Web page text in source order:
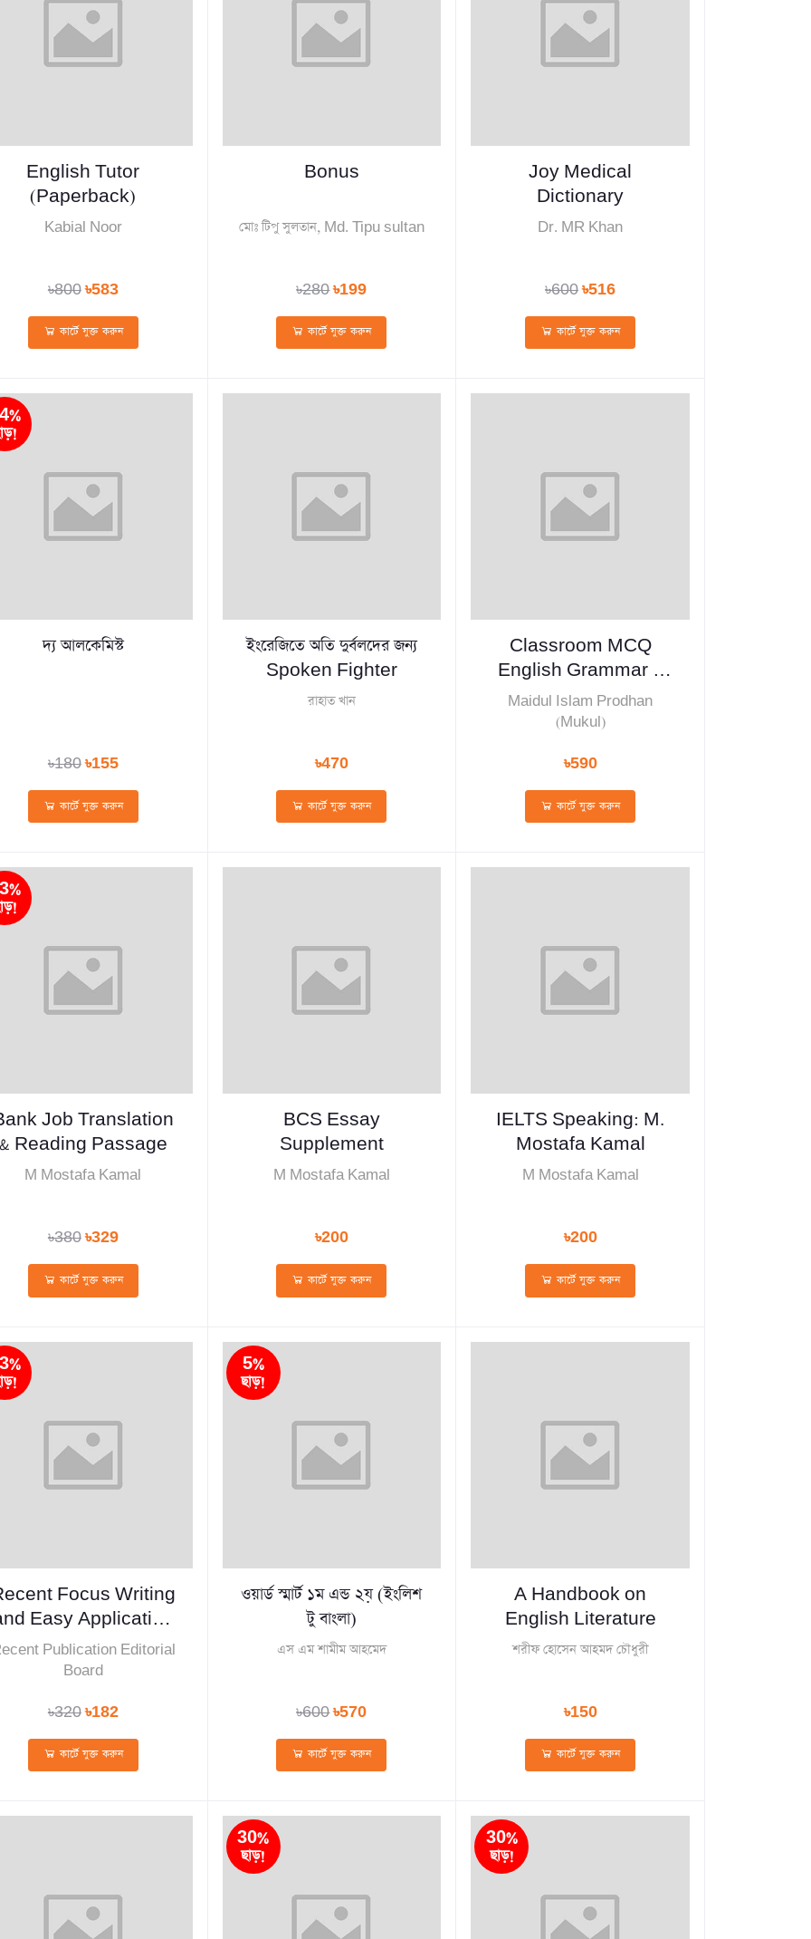
English Tutor
(Paperback)
Kabial Noor
৳800৳583
কার্টে যুক্ত করুন
Bonus
মোঃ টিপু সুলতান, Md. Tipu sultan
৳280৳199
কার্টে যুক্ত করুন
Joy Medical
Dictionary
Dr. MR Khan
৳600৳516
কার্টে যুক্ত করুন
দ্য আলকেমিস্ট
৳180৳155
কার্টে যুক্ত করুন
ইংরেজিতে অতি দুর্বলদের জন্য
Spoken Fighter
রাহাত খান
৳470
কার্টে যুক্ত করুন
Classroom MCQ
English Grammar &
Literature
Maidul Islam Prodhan
(Mukul)
৳590
কার্টে যুক্ত করুন
Job Translation
Reading Passage
M Mostafa Kamal
৳380৳329
কার্টে যুক্ত করুন
BCS Essay
Supplement
M Mostafa Kamal
৳200
কার্টে যুক্ত করুন
IELTS Speaking: M.
Mostafa Kamal
M Mostafa Kamal
৳200
কার্টে যুক্ত করুন
Focus Writing
Easy Application
and
Letter(Paperback)
Publication Editorial
Board
৳320৳182
কার্টে যুক্ত করুন
5%
ছাড়!
ওয়ার্ড স্মার্ট ১ম এন্ড ২য় (ইংলিশ
টু বাংলা)
এস এম শামীম আহমেদ
৳600৳570
কার্টে যুক্ত করুন
A Handbook on
English Literature
শরীফ হোসেন আহমদ চৌধুরী
৳150
কার্টে যুক্ত করুন
30%
ছাড়!
30%
ছাড়!